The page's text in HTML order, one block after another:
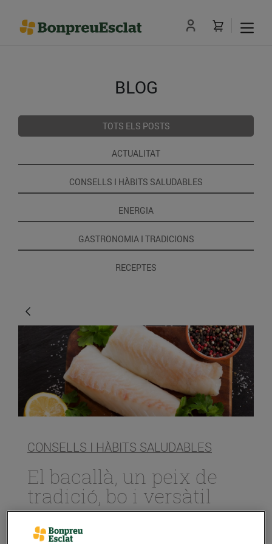
BLOG
TOTS ELS POSTS
ACTUALITAT
CONSELLS I HÀBITS SALUDABLES
ENERGIA
GASTRONOMIA I TRADICIONS
RECEPTES
CONSELLS I HÀBITS SALUDABLES
El bacallà, un peix de
tradició, bo i versàtil
29/de març/2019